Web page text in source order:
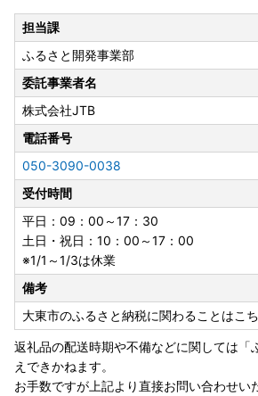
担当課
ふるさと開発事業部
委託事業者名
株式会社JTB
電話番号
050-3090-0038
受付時間
平日：09：00～17：30
土日・祝日：10：00～17：00
※1/1～1/3は休業
備考
大東市のふるさと納税に関わることはこ
返礼品の配送時期や不備などに関しては「
えできかねます。
お手数ですが上記より直接お問い合わせい